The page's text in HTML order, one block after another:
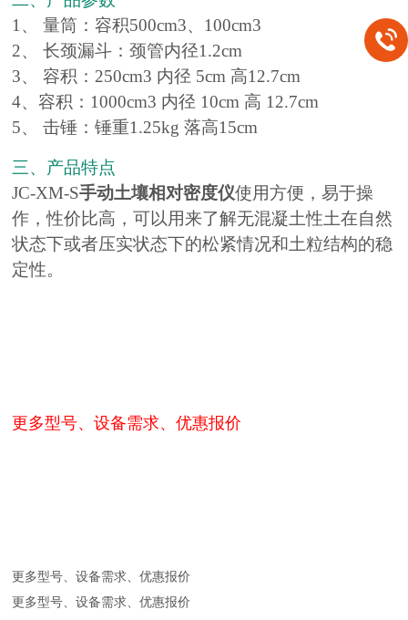
1、 量筒：容积500cm3、100cm3
2、 长颈漏斗：颈管内径1.2cm
3、 容积：250cm3 内径 5cm 高12.7cm
4、容积：1000cm3 内径 10cm 高 12.7cm
5、 击锤：锤重1.25kg 落高15cm
三、产品特点
JC-XM-S手动土壤相对密度仪使用方便，易于操
作，性价比高，可以用来了解无混凝土性土在自然
状态下或者压实状态下的松紧情况和土粒结构的稳
定性。
更多型号、设备需求、优惠报价
更多型号、设备需求、优惠报价
更多型号、设备需求、优惠报价